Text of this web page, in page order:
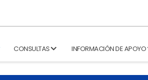
CONSULTAS INFORMACIÓN DE APOYO